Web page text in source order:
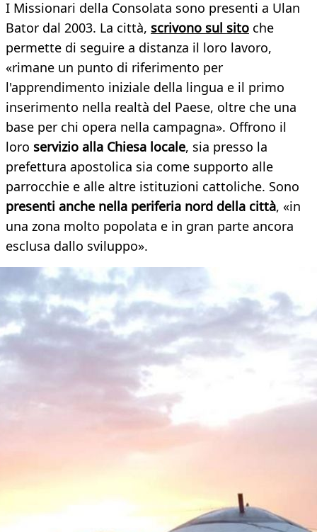
I Missionari della Consolata sono presenti a Ulan
Bator dal 2003. La città, scrivono sul sito che
permette di seguire a distanza il loro lavoro,
«rimane un punto di riferimento per
l'apprendimento iniziale della lingua e il primo
inserimento nella realtà del Paese, oltre che una
base per chi opera nella campagna». Offrono il
loro servizio alla Chiesa locale, sia presso la
prefettura apostolica sia come supporto alle
parrocchie e alle altre istituzioni cattoliche. Sono
presenti anche nella periferia nord della città, «in
una zona molto popolata e in gran parte ancora
esclusa dallo sviluppo».